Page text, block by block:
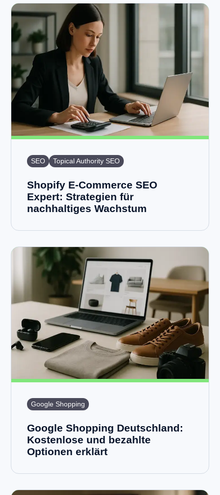
SEO Topical Authority SEO
Shopify E-Commerce SEO
Expert: Strategien für
nachhaltiges Wachstum
Google Shopping
Google Shopping Deutschland:
Kostenlose und bezahlte
Optionen erklärt